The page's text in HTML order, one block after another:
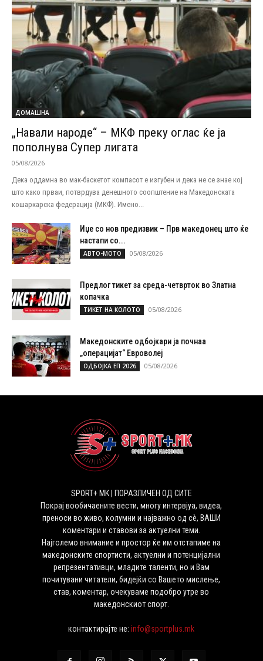
ДОМАШНА
„Навали народе“ – МКФ преку оглас ќе ја
пополнува Супер лигата
05/08/2026
Дека оддамна во мак-баскетот компасот е изгубен и дека не се знае кој
што како прваи, потврдува денешното соопштение на Македонската
кошаркарска федерација (МКФ). Имено...
Иџе со нов предизвик – Прв македонец што ќе
настапи со...
АВТО-МОТО 05/08/2026
Предлог тикет за среда-четврток во Златна
копачка
ТИКЕТ НА КОЛОТО 05/08/2026
Македонските одбојкари ја почнаа
„операцијат“ Евроволеј
ОДБОЈКА ЕП 2026 05/08/2026
SPORT+ MK | ПОРАЗЛИЧЕН ОД СИТЕ
Покрај вообичаените вести, многу интервјуа, видеа,
преноси во живо, колумни и најважно од сѐ, ВАШИ
коментари и ставови за актуелни теми.
Најголемо внимание и простор ќе им отстапиме на
македонските спортисти, актуелни и потенцијални
репрезентативци, младите таленти, но и Вам
почитувани читатели, бидејќи со Вашето мислење,
став, коментар, очекуваме подобро утре во
македонскиот спорт.
контактирајте не:info@sportplus.mk